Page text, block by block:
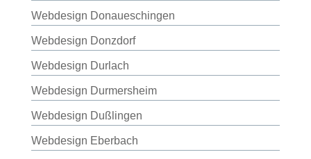
Webdesign Donaueschingen
Webdesign Donzdorf
Webdesign Durlach
Webdesign Durmersheim
Webdesign Dußlingen
Webdesign Eberbach